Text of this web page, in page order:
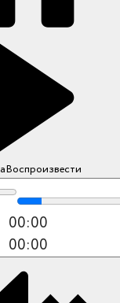
Воспроизвести
00:00
00:00